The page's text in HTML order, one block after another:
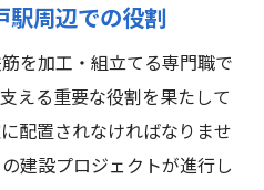
センターの紹介
キルアップコース
る技術と知識
とその効果
駅周辺での役割
を加工・組立てる専門職で
える重要な役割を果たして
配置されなければなりませ
建設プロジェクトが進行し